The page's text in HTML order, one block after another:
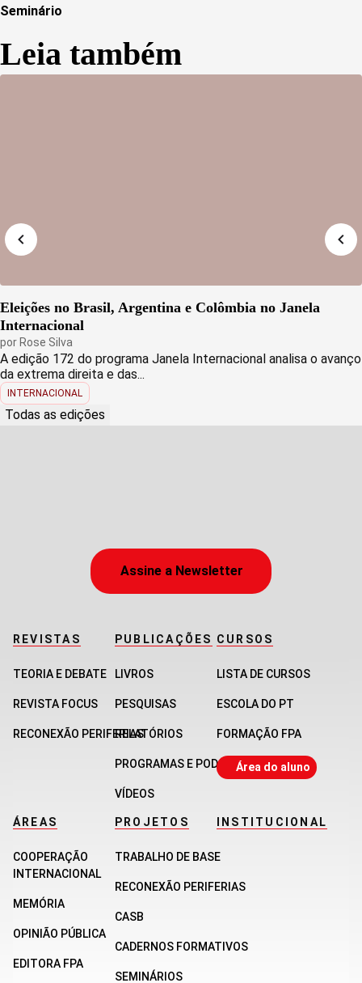
Seminário
Leia também
Eleições no Brasil, Argentina e Colômbia no Janela
Internacional
por Rose Silva
A edição 172 do programa Janela Internacional analisa o avanço
da extrema direita e das...
INTERNACIONAL
Todas as edições
Assine a Newsletter
REVISTAS
TEORIA E DEBATE
REVISTA FOCUS
RECONEXÃO PERIFERIAS
PUBLICAÇÕES
LIVROS
PESQUISAS
RELATÓRIOS
PROGRAMAS E PODCASTS
VÍDEOS
CURSOS
LISTA DE CURSOS
ESCOLA DO PT
FORMAÇÃO FPA
Área do aluno
ÁREAS
COOPERAÇÃO
INTERNACIONAL
MEMÓRIA
OPINIÃO PÚBLICA
EDITORA FPA
PROJETOS
TRABALHO DE BASE
RECONEXÃO PERIFERIAS
CASB
CADERNOS FORMATIVOS
SEMINÁRIOS
INSTITUCIONAL